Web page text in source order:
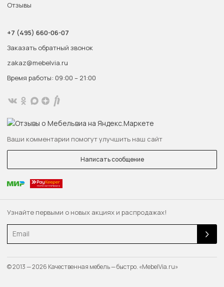
Узнайте первыми о новых акциях и распродажах!
Email
Отзывы
+7 (495) 660-06-07
Заказать обратный звонок
zakaz@mebelvia.ru
Время работы: 09:00 – 21:00
Ваши комментарии помогут улучшить наш сайт
Написать сообщение
© 2013 — 2026 Качественная мебель — быстро. «MebelVia.ru»